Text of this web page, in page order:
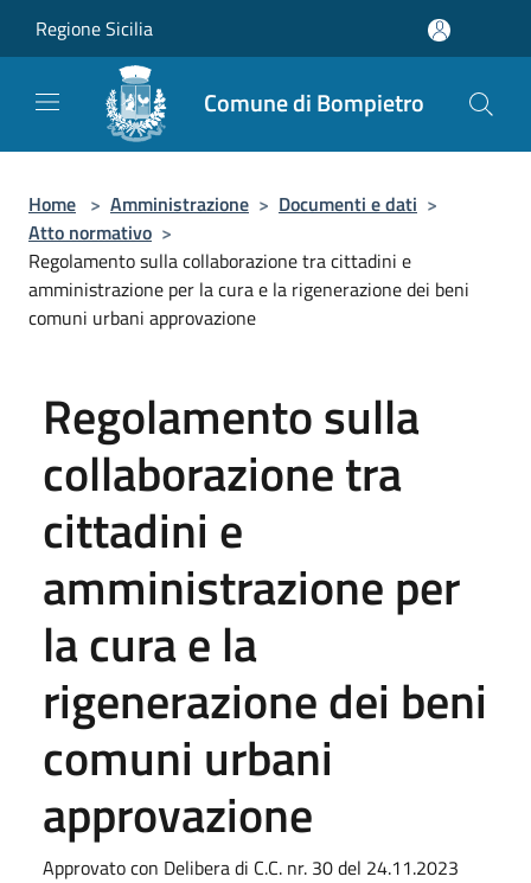
Regione Sicilia
Comune di Bompietro
Home > Amministrazione > Documenti e dati >
Atto normativo >
Regolamento sulla collaborazione tra cittadini e
amministrazione per la cura e la rigenerazione dei beni
comuni urbani approvazione
Regolamento sulla
collaborazione tra
cittadini e
amministrazione per
la cura e la
rigenerazione dei beni
comuni urbani
approvazione
Approvato con Delibera di C.C. nr. 30 del 24.11.2023